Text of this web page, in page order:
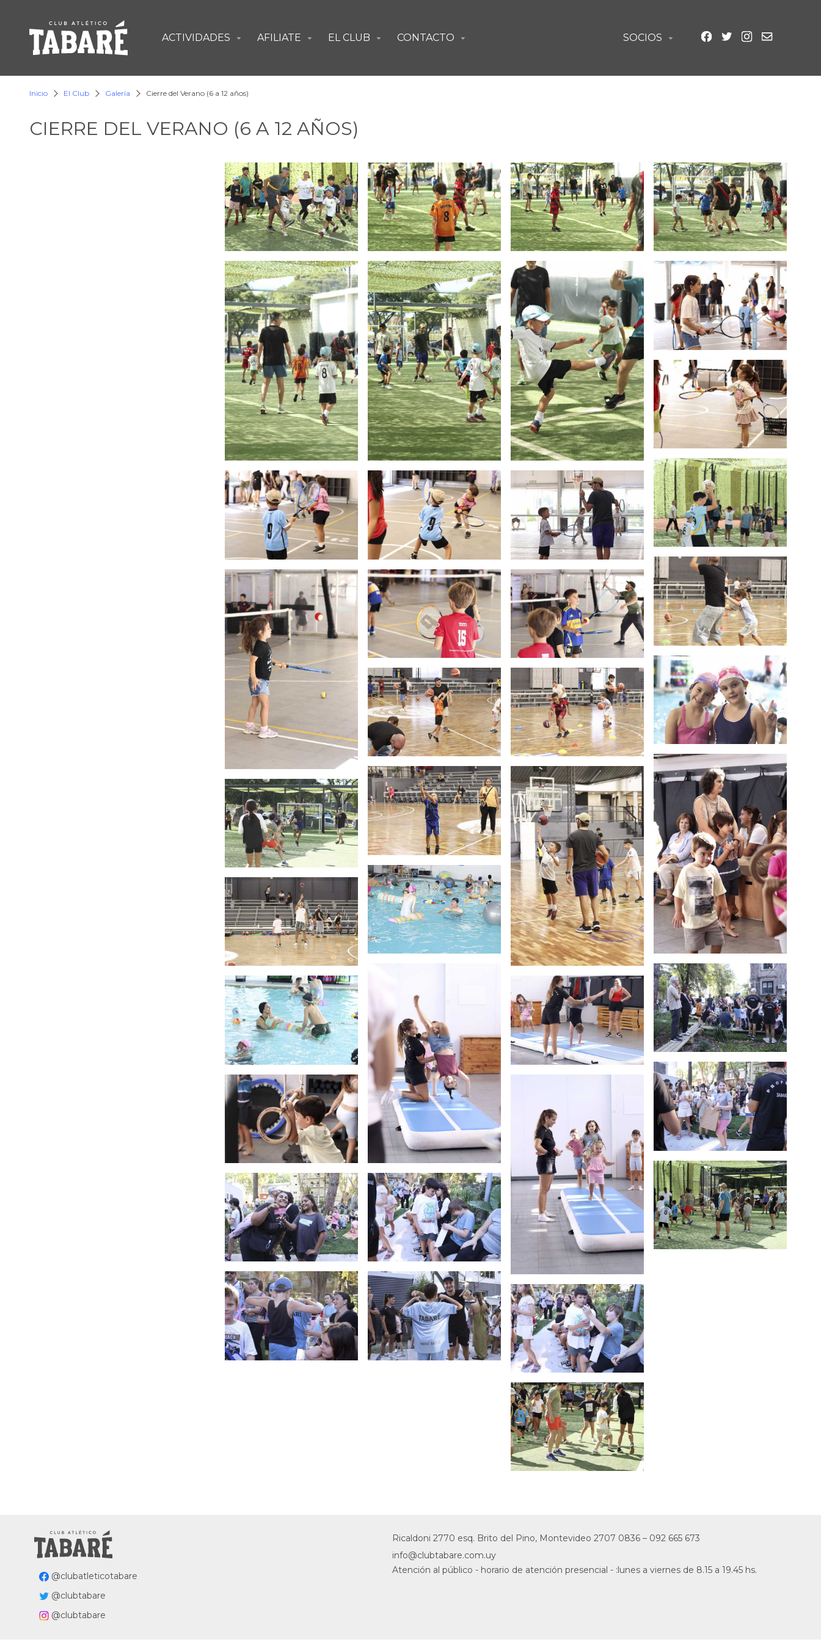
ACTIVIDADES ▼ AFILIATE ▼ EL CLUB ▼ CONTACTO ▼ SOCIOS ▼
Inicio El Club Galería Cierre del Verano (6 a 12 años)
CIERRE DEL VERANO (6 A 12 AÑOS)
@clubatleticotabare
@clubtabare
@clubtabare
Ricaldoni 2770 esq. Brito del Pino, Montevideo2707 0836 – 092 665 673
info@clubtabare.com.uy
Atención al público - horario de atención presencial - :lunes a viernes de 8.15 a 19.45 hs.